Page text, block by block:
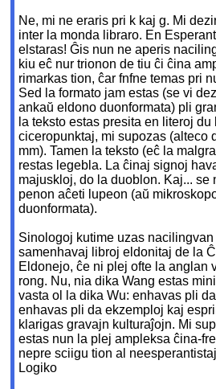
Ne, mi ne eraris pri k kaj g. Mi
inter la monda libraro. En
elstaras! Ĝis nun ne aperis
kiu eĉ nur trionon de tiu ĉi ĉina
rimarkas tion, ĉar fnfne temas pri
Sed la formato jam estas (se vi
ankaŭ eldono duonformata) pli
la teksto estas presita en literoj du
ciceropunktaj, mi supozas (alteco
mm). Tamen la teksto (eĉ la
restas legebla. La ĉinaj signoj
majuskloj, do la duoblon. Kaj... se
penon aĉeti lupeon (aŭ
duonformata).
Sinologoj kutime uzas
samenhavaj libroj eldonitaj de la
Eldonejo, ĉe ni plej ofte la anglan
rong. Nu, nia dika Wang estas
vasta ol la dika Wu: enhavas pli
enhavas pli da ekzemploj kaj
klarigas gravajn kulturaĵojn. Mi
estas nun la plej ampleksa ĉina-
nepre sciigu tion al
Logiko